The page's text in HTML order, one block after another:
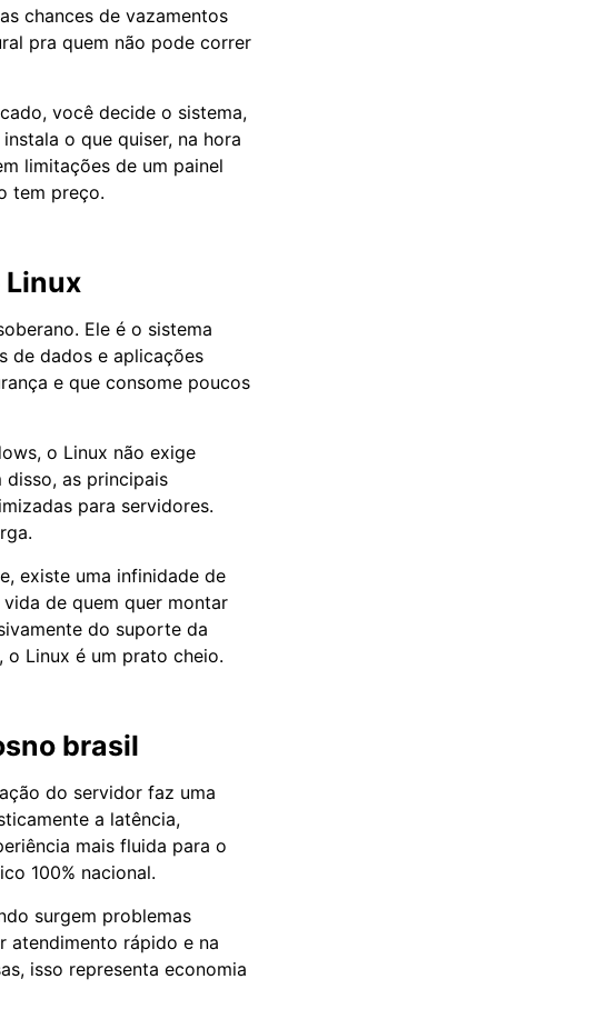
chances de vazamentos
pra quem não pode correr
você decide o sistema,
o que quiser, na hora
limitações de um painel
tem preço.
Ele é o sistema
de dados e aplicações
e que consome poucos
o Linux não exige
as principais
para servidores.
existe uma infinidade de
de quem quer montar
do suporte da
o Linux é um prato cheio.
brasil
do servidor faz uma
a latência,
mais fluida para o
100% nacional.
surgem problemas
rápido e na
isso representa economia